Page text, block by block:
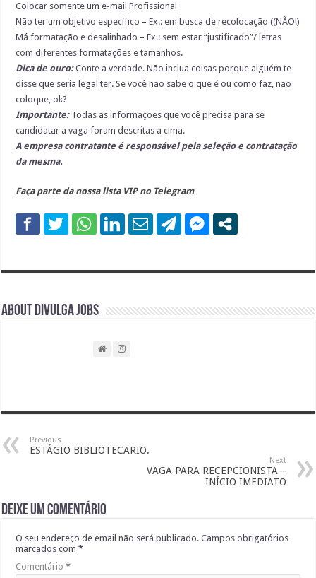
Colocar somente um e-mail Profissional
Não ter um objetivo específico – Ex.: em busca de recolocação ((NÃO!)
Má formatação e desalinhado – Ex.: sem estar “justificado”/ letras
com diferentes formatações e tamanhos.
Dica de ouro: Conte a verdade. Não inclua coisas porque alguém te
disse que seria legal ter. Se você não sabe o que é ou como faz, não
coloque, ok?
Importante:Todas as informações que você precisa para se
candidatar a vaga foram descritas a cima.
A empresa contratante é responsável pela seleção e contratação
da mesma.
Faça parte da nossa lista VIP no Telegram
About DIVULGA JOBS
Previous
ESTÁGIO BIBLIOTECARIO.
Next
VAGA PARA RECEPCIONISTA –
INÍCIO IMEDIATO
Deixe um comentário
O seu endereço de email não será publicado. Campos obrigatórios
marcados com*
Comentário*